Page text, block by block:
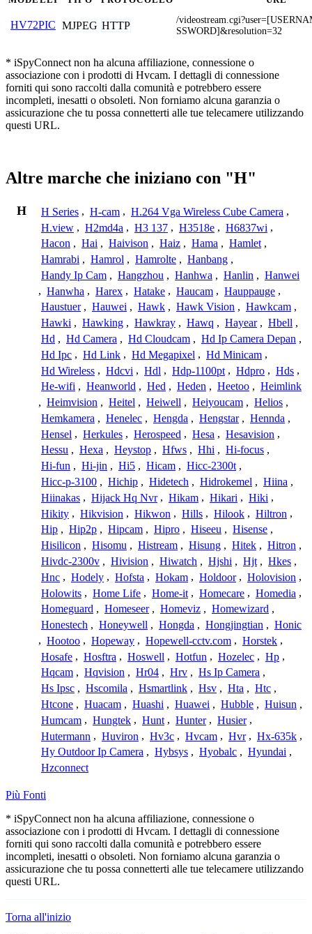
HV72PIC MJPEG HTTP
/
SSWORD]&resolution=32
* iSpyConnect non ha alcuna affiliazione, connessione o
associazione con i prodotti di Hvcam. I dettagli di connessione
forniti qui sono raccolti dalla comunità e potrebbero essere
incompleti, inesatti o obsoleti. Non forniamo alcuna garanzia o
assicurazione che tu possa connetterti alle tue telecamere utilizzando
questi URL.
Altre marche che iniziano con "H"
H H Series , H-cam , H.264 Vga Wireless Cube Camera ,
H.view , H2md4a , H3 137 , H3518e , H6837wi ,
Hacon , Hai , Haivison , Haiz , Hama , Hamlet ,
Hamrabi , Hamrol , Hamrolte , Hanbang ,
Handy Ip Cam , Hangzhou , Hanhwa , Hanlin , Hanwei
, Hanwha , Harex , Hatake , Haucam , Hauppauge ,
Haustuer , Hauwei , Hawk , Hawk Vision , Hawkcam ,
Hawki , Hawking , Hawkray , Hawq , Hayear , Hbell ,
Hd , Hd Camera , Hd Cloudcam , Hd Ip Camera Depan ,
Hd Ipc , Hd Link , Hd Megapixel , Hd Minicam ,
Hd Wireless , Hdcvi , Hdl , Hdp-1100pt , Hdpro , Hds ,
He-wifi , Heanworld , Hed , Heden , Heetoo , Heimlink
, Heimvision , Heitel , Heiwell , Heiyoucam , Helios ,
Hemkamera , Henelec , Hengda , Hengstar , Hennda ,
Hensel , Herkules , Herospeed , Hesa , Hesavision ,
Hessu , Hexa , Heystop , Hfws , Hhi , Hi-focus ,
Hi-fun , Hi-jin , Hi5 , Hicam , Hicc-2300t ,
Hicc-p-3100 , Hichip , Hidetech , Hidrokemel , Hiina ,
Hiinakas , Hijack Hq Nvr , Hikam , Hikari , Hiki ,
Hikity , Hikvision , Hikwon , Hills , Hilook , Hiltron ,
Hip , Hip2p , Hipcam , Hipro , Hiseeu , Hisense ,
Hisilicon , Hisomu , Histream , Hisung , Hitek , Hitron ,
Hivdc-2300v , Hivision , Hiwatch , Hjshi , Hjt , Hkes ,
Hnc , Hodely , Hofsta , Hokam , Holdoor , Holovision ,
Holowits , Home Life , Home-it , Homecare , Homedia ,
Homeguard , Homeseer , Homeviz , Homewizard ,
Honestech , Honeywell , Hongda , Hongjingtian , Honic
, Hootoo , Hopeway , Hopewell-cctv.com , Horstek ,
Hosafe , Hosftra , Hoswell , Hotfun , Hozelec , Hp ,
Hqcam , Hqvision , Hr04 , Hrv , Hs Ip Camera ,
Hs Ipsc , Hscomila , Hsmartlink , Hsv , Hta , Htc ,
Htcone , Huacam , Huashi , Huawei , Hubble , Huisun ,
Humcam , Hungtek , Hunt , Hunter , Husier ,
Hutermann , Huviron , Hv3c , Hvcam , Hvr , Hx-635k ,
Hy Outdoor Ip Camera , Hybsys , Hyobalc , Hyundai ,
Hzconnect
Più Fonti
* iSpyConnect non ha alcuna affiliazione, connessione o
associazione con i prodotti di Hvcam. I dettagli di connessione
forniti qui sono raccolti dalla comunità e potrebbero essere
incompleti, inesatti o obsoleti. Non forniamo alcuna garanzia o
assicurazione che tu possa connetterti alle tue telecamere utilizzando
questi URL.
Torna all'inizio